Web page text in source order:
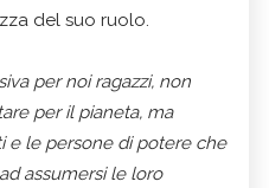
del suo ruolo.
per noi ragazzi, non
per il pianeta, ma
e le persone di potere che
assumersi le loro